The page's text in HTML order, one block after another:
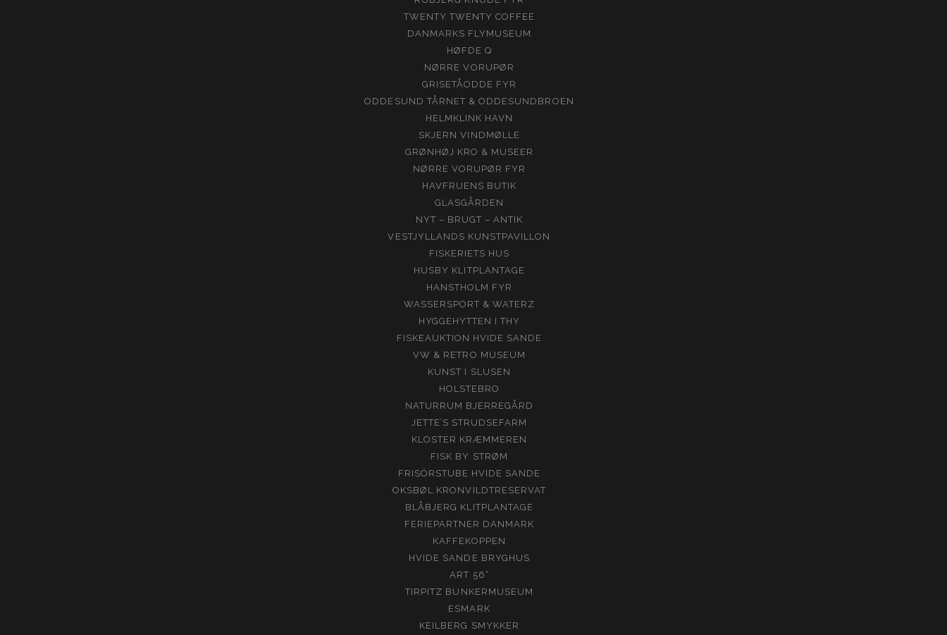
TWENTY TWENTY COFFEE
DANMARKS FLYMUSEUM
HØFDE Q
NØRRE VORUPØR
GRISETÅODDE FYR
ODDESUND TÅRNET & ODDESUNDBROEN
HELMKLINK HAVN
SKJERN VINDMØLLE
GRØNHØJ KRO & MUSEER
NØRRE VORUPØR FYR
HAVFRUENS BUTIK
GLASGÅRDEN
NYT – BRUGT – ANTIK
VESTJYLLANDS KUNSTPAVILLON
FISKERIETS HUS
HUSBY KLITPLANTAGE
HANSTHOLM FYR
WASSERSPORT & WATERZ
HYGGEHYTTEN I THY
FISKEAUKTION HVIDE SANDE
VW & RETRO MUSEUM
KUNST I SLUSEN
HOLSTEBRO
NATURRUM BJERREGÅRD
JETTE’S STRUDSEFARM
KLOSTER KRÆMMEREN
FISK BY STRØM
FRISÖRSTUBE HVIDE SANDE
OKSBØL KRONVILDTRESERVAT
BLÅBJERG KLITPLANTAGE
FERIEPARTNER DANMARK
KAFFEKOPPEN
HVIDE SANDE BRYGHUS
ART 56°
TIRPITZ BUNKERMUSEUM
ESMARK
KEILBERG SMYKKER